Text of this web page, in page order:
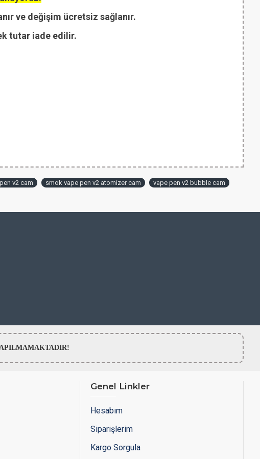
ve değişim ücretsiz sağlanır.
tutar iade edilir.
v2 cam smok vape pen v2 atomizer cam vape pen v2 bubble cam
Genel Linkler
Hesabım
Siparişlerim
Kargo Sorgula